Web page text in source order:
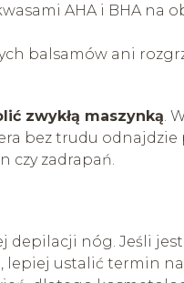
AHA i BHA na
balsamów ani
zwykłą maszynką.
bez trudu
czy zadrapań.
depilacji nóg. Jeśli
lepiej ustalić termin